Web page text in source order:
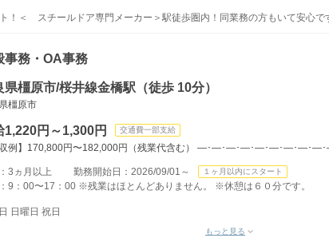
ト！＜ スチールドア専門メーカー＞駅徒歩圏内！同業務の方もいて安心
事務・OA事務
県橿原市/桜井線金橋駅（徒歩 10分）
橿原市
1,220円～1,300円 交通費一部支給
収例】170,800円〜182,000円（残業代含む） ―･―･―･―･―･―･―･―･―
3ヵ月以上 勤務開始日：2026/09/01～ １ヶ月以内にスタート
9：00〜17：00 ※残業はほとんどありません。 ※休憩は６０分です。
日曜日 祝日
もっと見る